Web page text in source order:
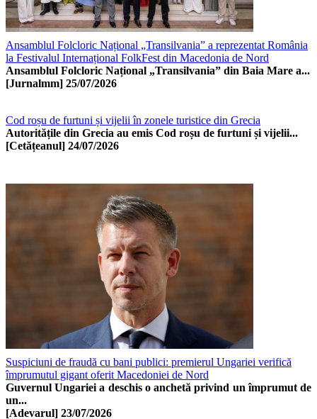
Ansamblul Folcloric Național „Transilvania” a reprezentat România
la Festivalul Internațional FolkFest din Macedonia de Nord
Ansamblul Folcloric Național „Transilvania” din Baia Mare a...
[Jurnalmm] 25/07/2026
Cod roșu de furtuni și vijelii în zonele turistice din Grecia
Autoritățile din Grecia au emis Cod roșu de furtuni și vijelii...
[Cetățeanul] 24/07/2026
Suspiciuni de fraudă cu bani publici: premierul Ungariei verifică
împrumutul gigant oferit Macedoniei de Nord
Guvernul Ungariei a deschis o anchetă privind un împrumut de
un...
[Adevarul] 23/07/2026